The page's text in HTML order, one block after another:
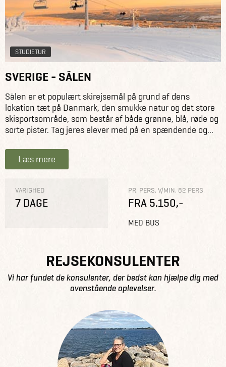
STUDIETUR
SVERIGE - SÄLEN
Sälen er et populært skirejsemål på grund af dens
lokation tæt på Danmark, den smukke natur og det store
skisportsområde, som består af både grønne, blå, røde og
sorte pister. Tag jeres elever med på en spændende og...
Læs mere
VARIGHED
7 DAGE
PR. PERS. V/MIN. 82 PERS.
FRA 5.150,-
MED BUS
REJSEKONSULENTER
Vi har fundet de konsulenter, der bedst kan hjælpe dig med
ovenstående oplevelser.